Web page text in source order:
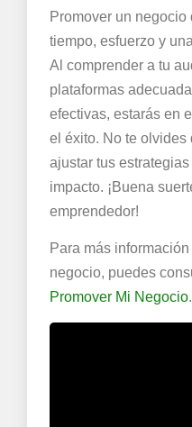
Promover un
tiempo, esfuerzo y
Al comprender a tu
plataformas
efectivas, estarás en
el éxito. No te olvides
ajustar tus
impacto. ¡Buena
emprendedor!
Para más
negocio, puedes
Promover Mi Negocio.